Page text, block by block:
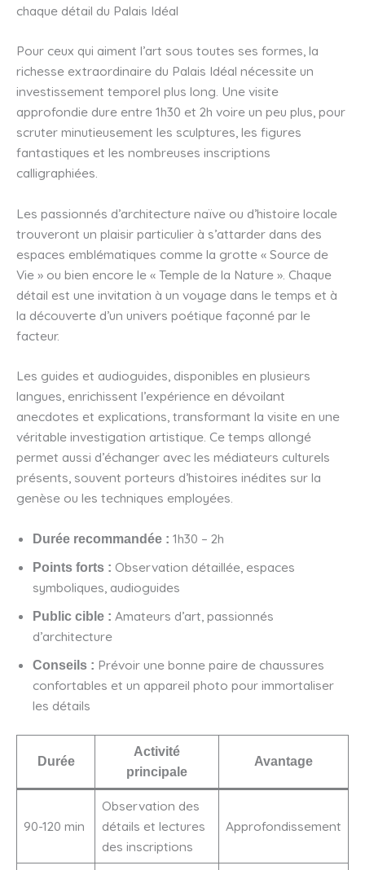
chaque détail du Palais Idéal
Pour ceux qui aiment l’art sous toutes ses formes, la
richesse extraordinaire du Palais Idéal nécessite un
investissement temporel plus long. Une visite
approfondie dure entre 1h30 et 2h voire un peu plus, pour
scruter minutieusement les sculptures, les figures
fantastiques et les nombreuses inscriptions
calligraphiées.
Les passionnés d’architecture naïve ou d’histoire locale
trouveront un plaisir particulier à s’attarder dans des
espaces emblématiques comme la grotte « Source de
Vie » ou bien encore le « Temple de la Nature ». Chaque
détail est une invitation à un voyage dans le temps et à
la découverte d’un univers poétique façonné par le
facteur.
Les guides et audioguides, disponibles en plusieurs
langues, enrichissent l’expérience en dévoilant
anecdotes et explications, transformant la visite en une
véritable investigation artistique. Ce temps allongé
permet aussi d’échanger avec les médiateurs culturels
présents, souvent porteurs d’histoires inédites sur la
genèse ou les techniques employées.
Durée recommandée : 1h30 – 2h
Points forts : Observation détaillée, espaces
symboliques, audioguides
Public cible : Amateurs d’art, passionnés
d’architecture
Conseils : Prévoir une bonne paire de chaussures
confortables et un appareil photo pour immortaliser
les détails
Durée
Activité
principale
Avantage
90-120 min
Observation des
détails et lectures
des inscriptions
Approfondissement